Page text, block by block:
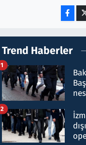
Trend Haberler
1
2